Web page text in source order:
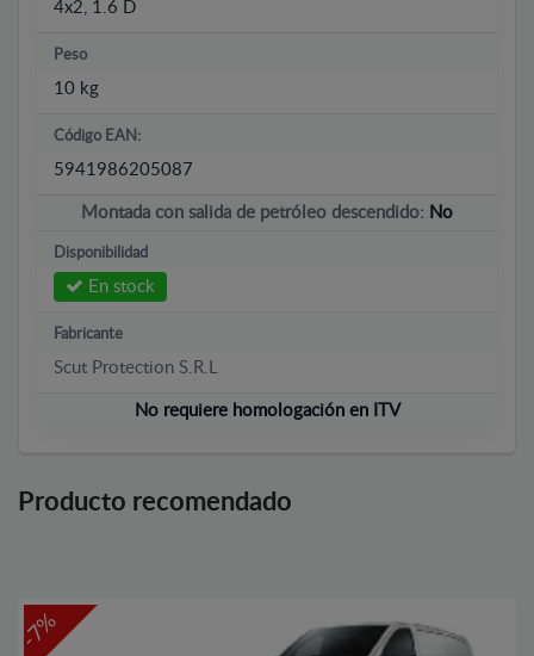
4x2, 1.6 D
Peso
10 kg
Código EAN:
5941986205087
Montada con salida de petróleo descendido: No
Disponibilidad
En stock
Fabricante
Scut Protection S.R.L
No requiere homologación en ITV
Producto recomendado
-7%